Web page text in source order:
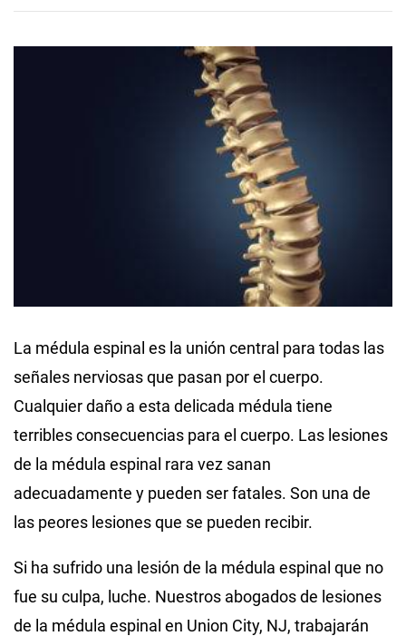
La médula espinal es la unión central para todas las
señales nerviosas que pasan por el cuerpo.
Cualquier daño a esta delicada médula tiene
terribles consecuencias para el cuerpo. Las lesiones
de la médula espinal rara vez sanan
adecuadamente y pueden ser fatales. Son una de
las peores lesiones que se pueden recibir.
Si ha sufrido una lesión de la médula espinal que no
fue su culpa, luche. Nuestros abogados de lesiones
de la médula espinal en Union City, NJ, trabajarán